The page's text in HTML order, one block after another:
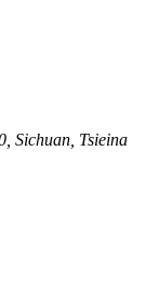
Sichuan, Tsieina